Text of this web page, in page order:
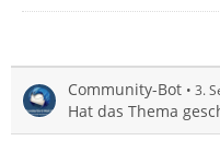
Community-Bot 3.
Hat das Thema